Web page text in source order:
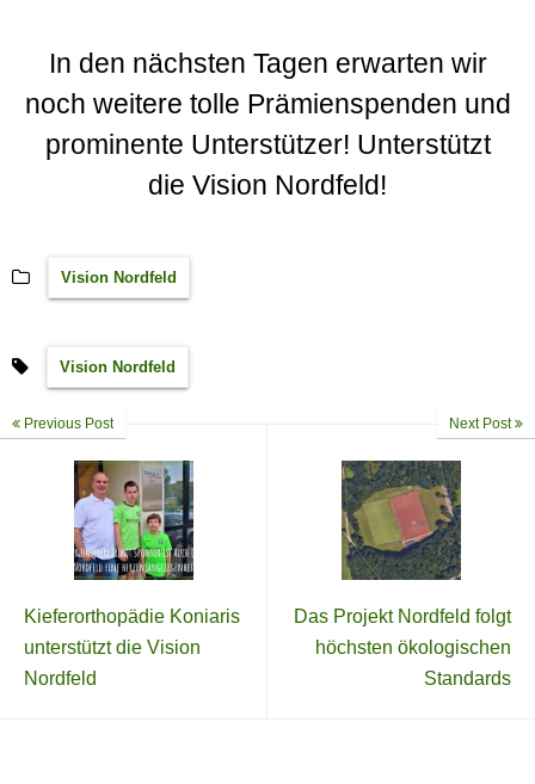
In den nächsten Tagen erwarten wir
noch weitere tolle Prämienspenden und
prominente Unterstützer! Unterstützt
die Vision Nordfeld!
Vision Nordfeld
Vision Nordfeld
Previous Post
Kieferorthopädie Koniaris
unterstützt die Vision
Nordfeld
Next Post
Das Projekt Nordfeld folgt
höchsten ökologischen
Standards